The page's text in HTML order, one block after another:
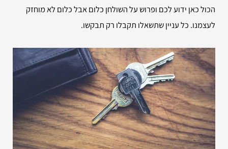
הכול כאן ידוע לכם ופרוש על השולחן כלום אבל כלום לא מוחזק
לעצמנו. כל עניין שתשאלו תקבלו רק תבקשו.